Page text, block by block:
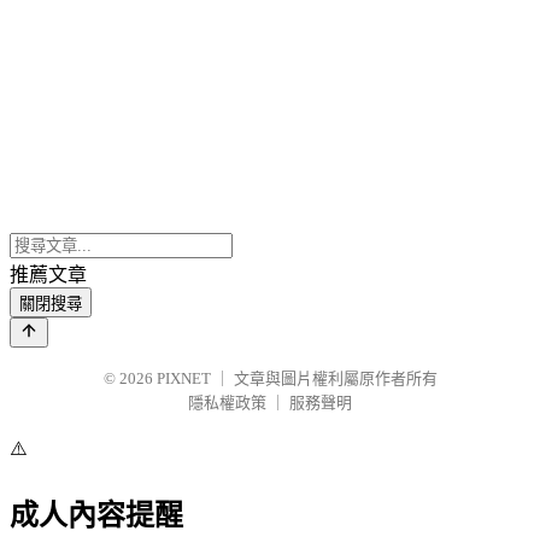
推薦文章
關閉搜尋
© 2026 PIXNET
文章與圖片權利屬原作者所有
隱私權政策
服務聲明
⚠️
成人內容提醒